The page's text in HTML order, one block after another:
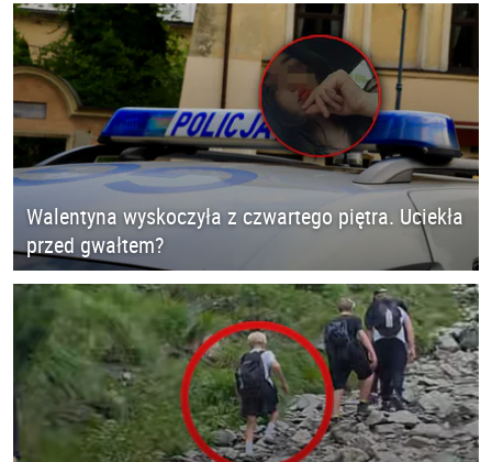
Walentyna wyskoczyła z czwartego piętra. Uciekła
przed gwałtem?